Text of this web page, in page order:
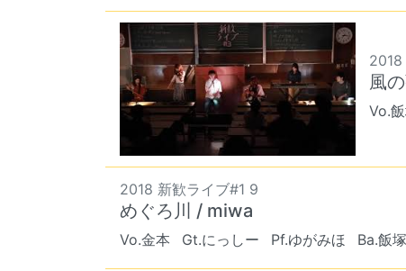
風
Vo.
2018 新歓ライブ#1 9
めぐろ川 / miwa
Vo.金本 Gt.にっしー Pf.ゆがみほ Ba.飯塚